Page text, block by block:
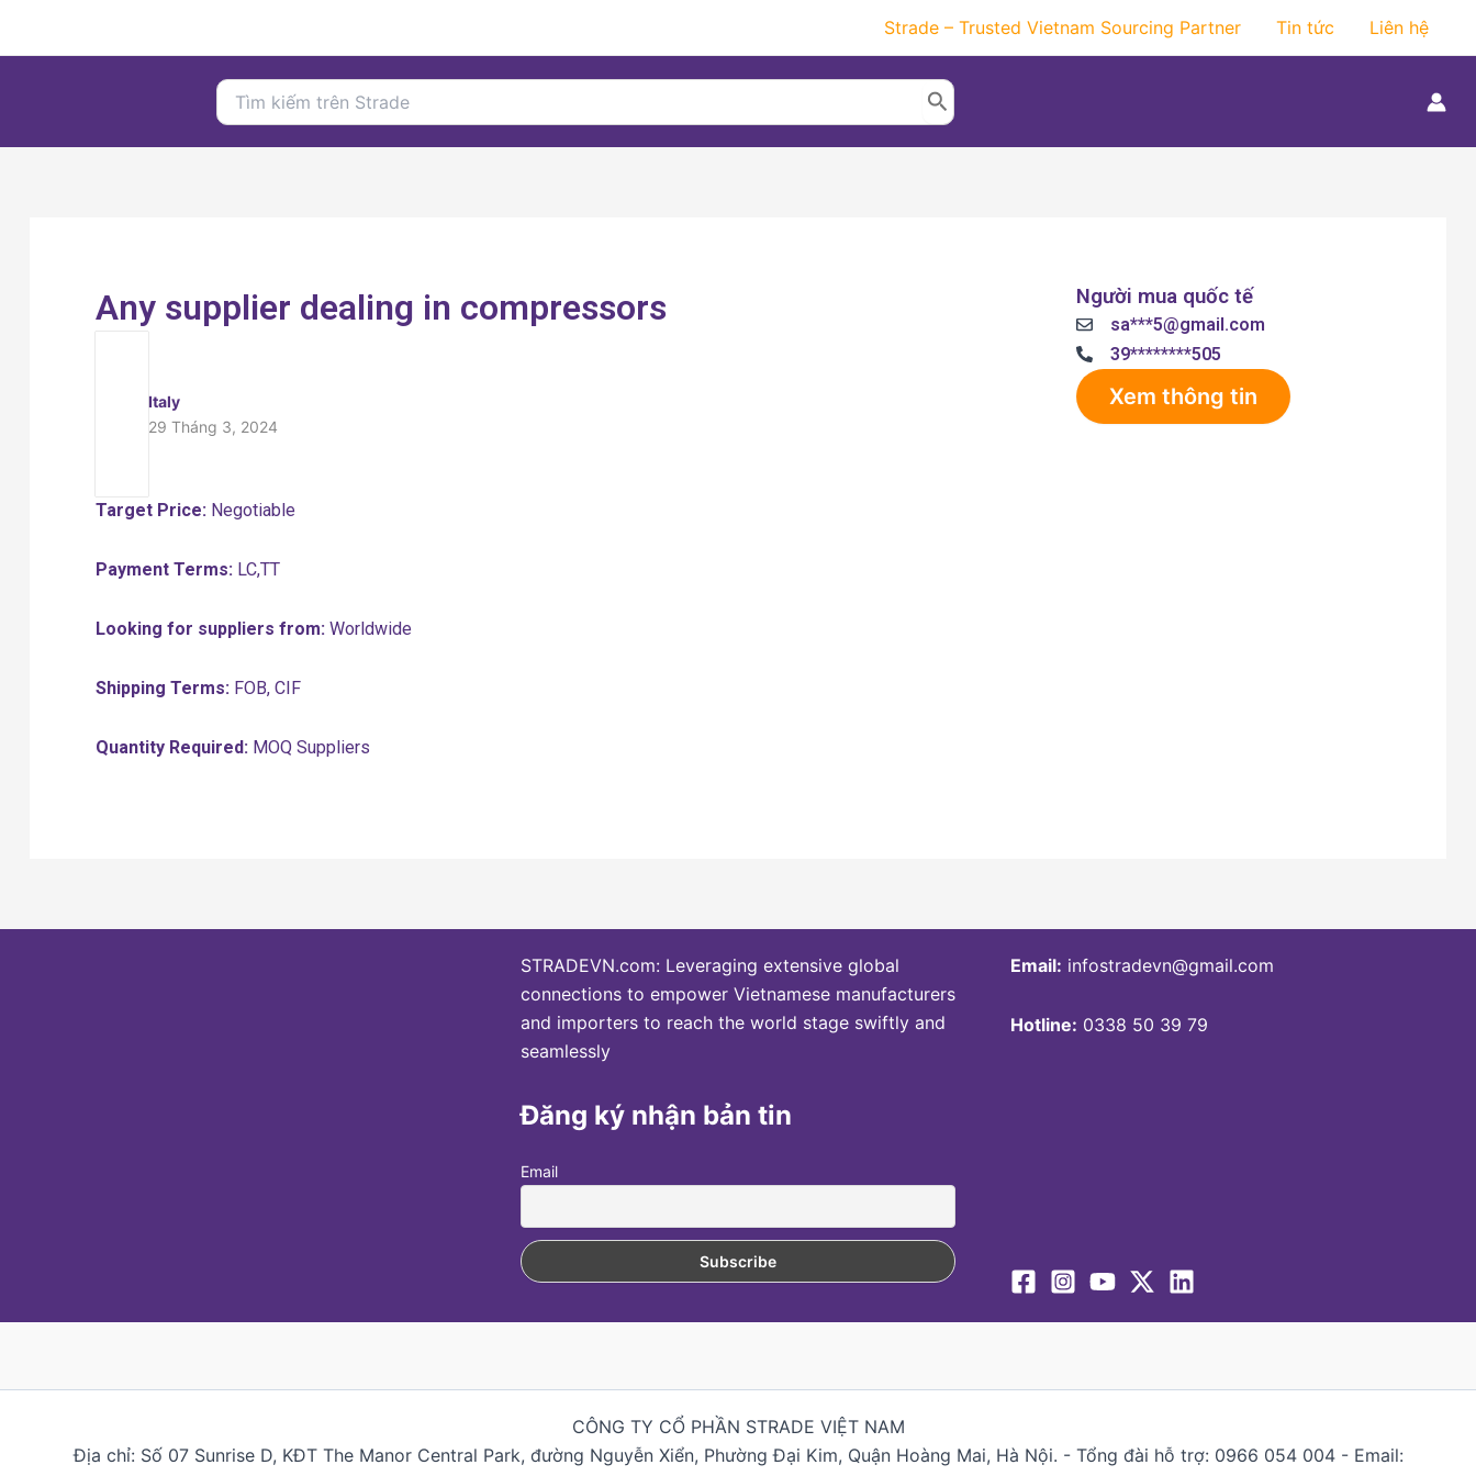
Strade – Trusted Vietnam Sourcing Partner Tin tức Liên hệ
Search
for:
Any supplier dealing in compressors
Italy
29 Tháng 3, 2024
Target Price: Negotiable
Payment Terms: LC,TT
Looking for suppliers from: Worldwide
Shipping Terms: FOB, CIF
Quantity Required: MOQ Suppliers
Người mua quốc tế
sa***5@gmail.com
39********505
Xem thông tin
STRADEVN.com: Leveraging extensive global
connections to empower Vietnamese manufacturers
and importers to reach the world stage swiftly and
seamlessly
Đăng ký nhận bản tin
Email
Email: infostradevn@gmail.com
Hotline: 0338 50 39 79
CÔNG TY CỔ PHẦN STRADE VIỆT NAM
Địa chỉ: Số 07 Sunrise D, KĐT The Manor Central Park, đường Nguyễn Xiển, Phường Đại Kim, Quận Hoàng Mai, Hà Nội. - Tổng đài hỗ trợ: 0966 054 004 - Email: